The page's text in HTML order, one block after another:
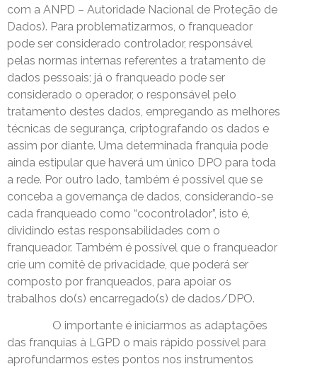
com a ANPD – Autoridade Nacional de Proteção de
Dados). Para problematizarmos, o franqueador
pode ser considerado controlador, responsável
pelas normas internas referentes a tratamento de
dados pessoais; já o franqueado pode ser
considerado o operador, o responsável pelo
tratamento destes dados, empregando as melhores
técnicas de segurança, criptografando os dados e
assim por diante. Uma determinada franquia pode
ainda estipular que haverá um único DPO para toda
a rede. Por outro lado, também é possível que se
conceba a governança de dados, considerando-se
cada franqueado como “cocontrolador”, isto é,
dividindo estas responsabilidades com o
franqueador. Também é possível que o franqueador
crie um comitê de privacidade, que poderá ser
composto por franqueados, para apoiar os
trabalhos do(s) encarregado(s) de dados/DPO.
O importante é iniciarmos as adaptações
das franquias à LGPD o mais rápido possível para
aprofundarmos estes pontos nos instrumentos